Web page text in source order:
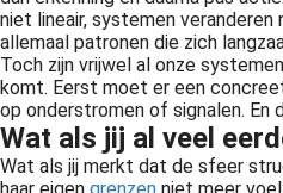
niet lineair, systemen
allemaal patronen die zich
Toch zijn vrijwel al onze
komt. Eerst moet er een
op onderstromen of signalen. En
Wat als jij al veel
Wat als jij merkt dat de sfeer